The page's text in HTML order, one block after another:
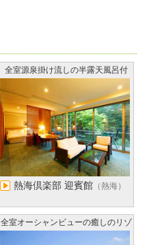
全室源泉掛け流しの半露天風呂付
熱海倶楽部 迎賓館 （熱海）
全室オーシャンビューの癒しのリゾ
ートホテル